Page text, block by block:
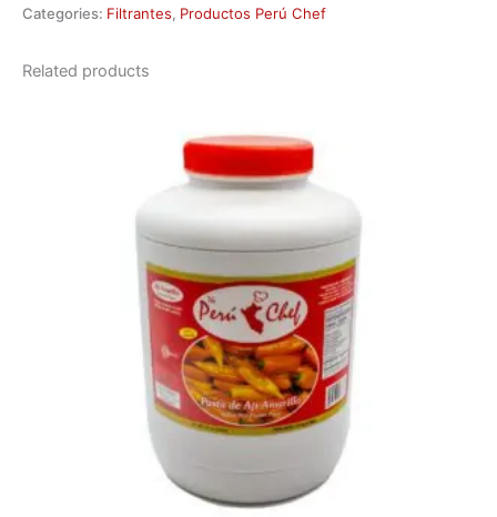
Categories: Filtrantes, Productos Perú Chef
Related products